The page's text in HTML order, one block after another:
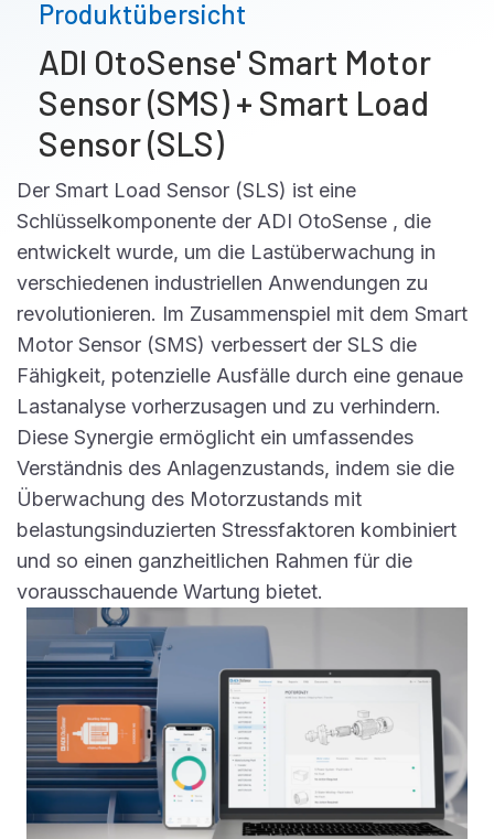
Produktübersicht
ADI OtoSense' Smart Motor
Sensor (SMS) + Smart Load
Sensor (SLS)
Der Smart Load Sensor (SLS) ist eine
Schlüsselkomponente der ADI OtoSense , die
entwickelt wurde, um die Lastüberwachung in
verschiedenen industriellen Anwendungen zu
revolutionieren. Im Zusammenspiel mit dem Smart
Motor Sensor (SMS) verbessert der SLS die
Fähigkeit, potenzielle Ausfälle durch eine genaue
Lastanalyse vorherzusagen und zu verhindern.
Diese Synergie ermöglicht ein umfassendes
Verständnis des Anlagenzustands, indem sie die
Überwachung des Motorzustands mit
belastungsinduzierten Stressfaktoren kombiniert
und so einen ganzheitlichen Rahmen für die
vorausschauende Wartung bietet.